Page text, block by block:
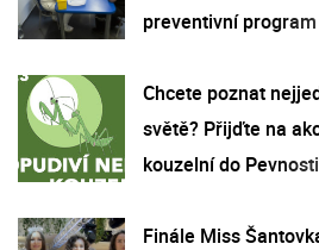
preventivní program
Chcete poznat
světě? Přijďte na
kouzelní do
Finále Miss